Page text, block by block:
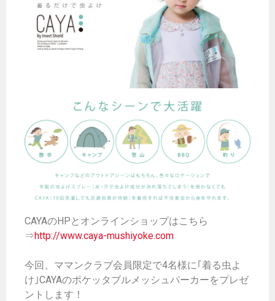
CAYAのHPとオンラインショップはこちら
⇒http://www.caya-mushiyoke.com
今回、ママンクラブ会員限定で4名様に｢着る虫よ
け｣CAYAのポケッタブルメッシュパーカーをプレゼ
ントします！